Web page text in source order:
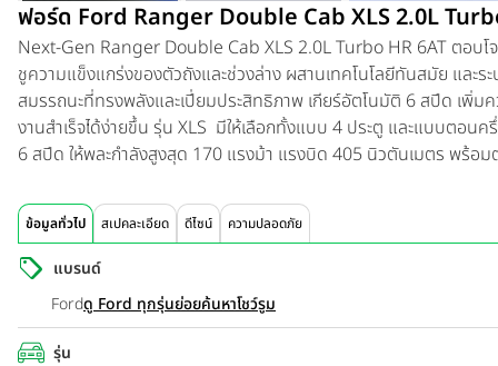
ฟอร์ด Ford Ranger Double Cab XLS 2.0L
Next-Gen Ranger Double Cab XLS 2.0L Turbo HR 6AT ตอบโ
ชูความแข็งแกร่งของตัวถังและช่วงล่าง ผสานเทคโนโลยีทันสมัย แ
สมรรถนะที่ทรงพลังและเปี่ยมประสิทธิภาพ เกียร์อัตโนมัติ 6 สปีด เพิ่
งานสำเร็จได้ง่ายขึ้น รุ่น XLS มีให้เลือกทั้งแบบ 4 ประตู และแบบตอน
6 สปีด ให้พละกำลังสูงสุด 170 แรงม้า แรงบิด 405 นิวตันเมตร พร้อ
ข้อมูลทั่วไป สเปคละเอียด ดีไซน์ ความปลอดภัย
แบรนด์
Fordดู Ford ทุกรุ่นย่อยค้นหาโชว์รูม
รุ่น